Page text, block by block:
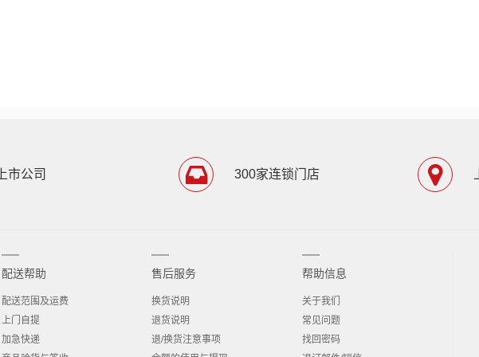
市公司 300家连锁门店
配送帮助
配送范围及运费
上门自提
加急快递
售后服务
换货说明
退货说明
退/换货注意事项
帮助信息
关于我们
常见问题
找回密码